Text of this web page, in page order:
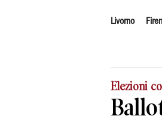
Livorno
Elezioni